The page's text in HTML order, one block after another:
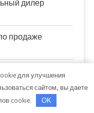
дилер
продаже
цех
для улучшения
сайтом, вы даете
cookie.
OK